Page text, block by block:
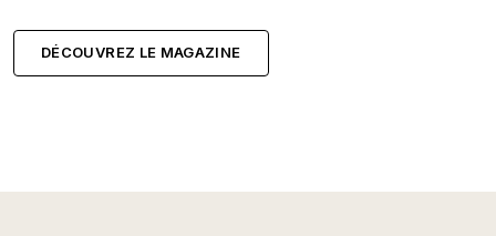
DÉCOUVREZ LE MAGAZINE